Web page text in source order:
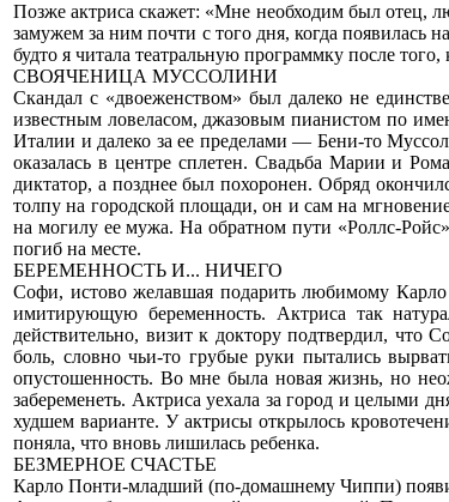
Позже актриса скажет: «Мне необходим был отец,
замужем за ним почти с того дня, когда появилась
будто я читала театральную программку после
СВОЯЧЕНИЦА МУССОЛИНИ
Скандал с «двоеженством» был далеко не
известным ловеласом, джазовым пианистом по
Италии и далеко за ее пределами — Бени-то
оказалась в центре сплетен. Свадьба Марии и
диктатор, а позднее был похоронен. Обряд
толпу на городской площади, он и сам на
на могилу ее мужа. На обратном пути «Роллс-
погиб на месте.
БЕРЕМЕННОСТЬ И... НИЧЕГО
Софи, истово желавшая подарить любимому Карло
имитирующую беременность. Актриса так
действительно, визит к доктору подтвердил, что
боль, словно чьи-то грубые руки пытались
опустошенность. Во мне была новая жизнь, но
забеременеть. Актриса уехала за город и целыми
худшем варианте. У актрисы открылось
поняла, что вновь лишилась ребенка.
БЕЗМЕРНОЕ СЧАСТЬЕ
Карло Понти-младший (по-домашнему Чиппи)